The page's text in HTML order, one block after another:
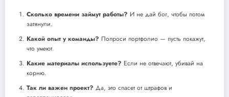
Сколько времени займут работы? И не дай бог, чтобы потом
затянули.
Какой опыт у команды? Попроси портфолио — пусть покажут,
что умеют.
Какие материалы используете? Если не отвечают, убивай на
корню.
Так ли важен проект? Да, это спасет от штрафов и